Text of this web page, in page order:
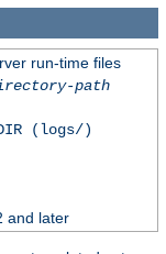
run-time files
path
(logs/)
and later